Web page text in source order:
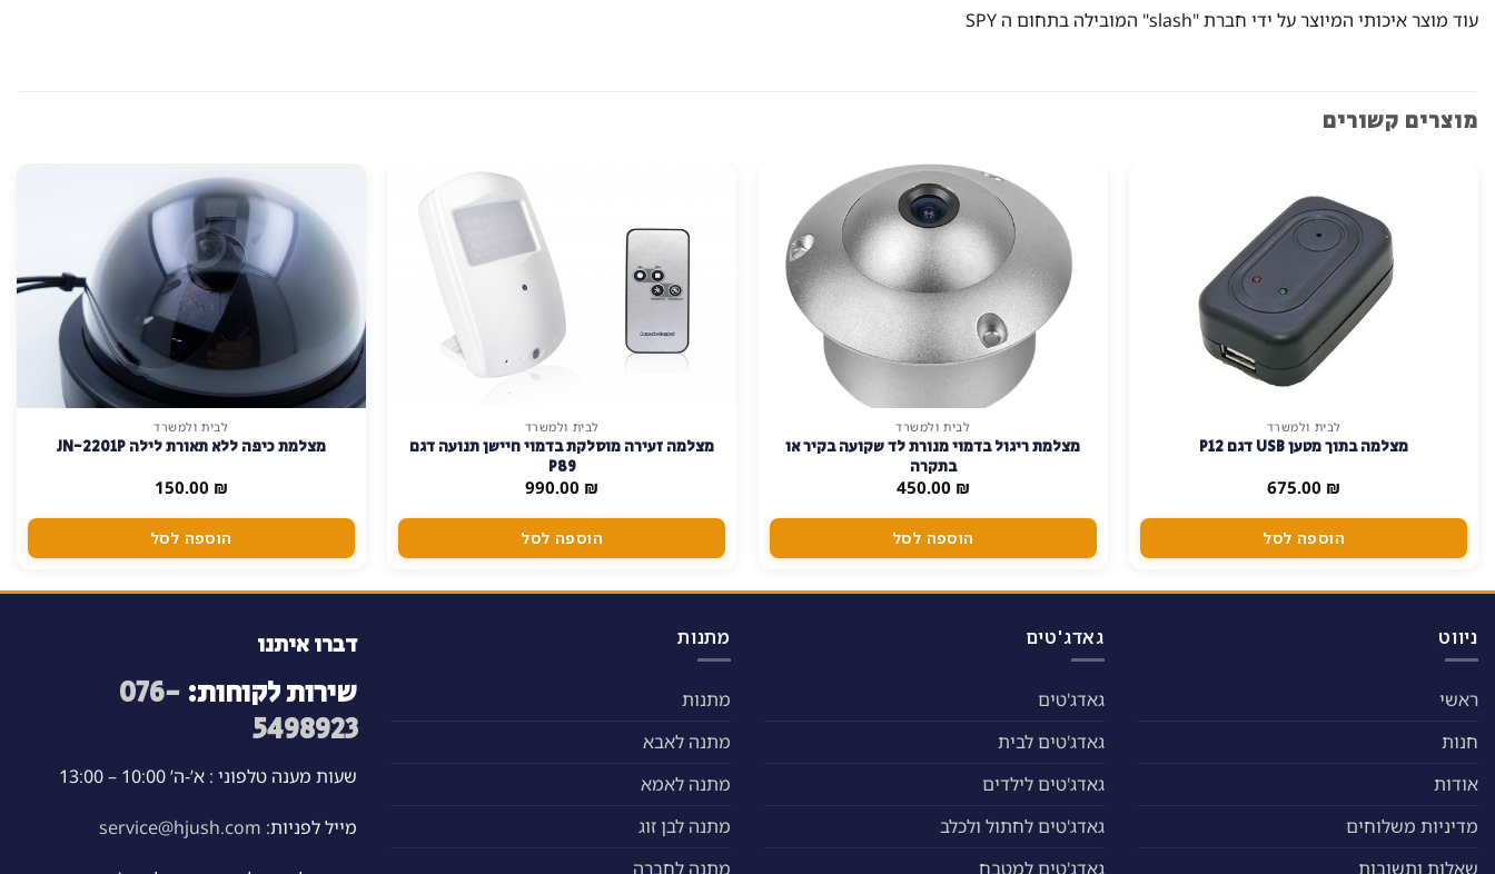
עוד מוצר איכותי המיוצר על ידי חברת "slash" המובילה בתחום ה SPY
מוצרים קשורים
לבית ולמשרד
מצלמה בתוך מטען USB דגם P12
675.00 ₪
הוספה לסל
לבית ולמשרד
מצלמת ריגול בדמוי מנורת לד שקועה בקיר או
בתקרה
450.00 ₪
הוספה לסל
לבית ולמשרד
מצלמה זעירה מוסלקת בדמוי חיישן תנועה דגם
P89
990.00 ₪
הוספה לסל
לבית ולמשרד
מצלמת כיפה ללא תאורת לילה JN-2201P
150.00 ₪
הוספה לסל
ניווט
ראשי
חנות
אודות
מדיניות משלוחים
שאלות ותשובות
גאדג'טים
גאדג'טים
גאדג'טים לבית
גאדג'טים לילדים
גאדג'טים לחתול ולכלב
גאדג'טים למטבח
מתנות
מתנות
מתנה לאבא
מתנה לאמא
מתנה לבן זוג
מתנה לחברה
דברו איתנו
שירות לקוחות: 076-
5498923
שעות מענה טלפוני : א’-ה’ 10:00 – 13:00
מייל לפניות: service@hjush.com